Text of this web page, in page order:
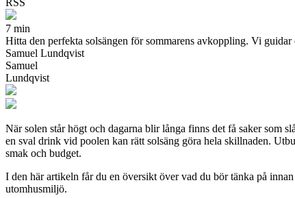
7 min
Hitta den perfekta solsängen för sommarens avkoppling. Vi
Samuel Lundqvist
Samuel
Lundqvist
När solen står högt och dagarna blir långa finns det få saker som
en sval drink vid poolen kan rätt solsäng göra hela skillnaden.
smak och budget.
I den här artikeln får du en översikt över vad du bör tänka på
utomhusmiljö.